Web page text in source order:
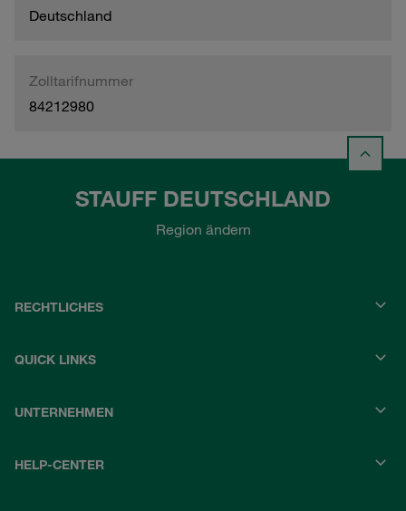
Deutschland
Zolltarifnummer
84212980
STAUFF DEUTSCHLAND
Region ändern
RECHTLICHES
QUICK LINKS
UNTERNEHMEN
HELP-CENTER